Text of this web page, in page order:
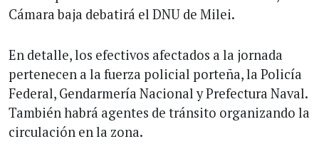
Cámara baja debatirá el DNU de Milei.
En detalle, los efectivos afectados a la jornada
pertenecen a la fuerza policial porteña, la Policía
Federal, Gendarmería Nacional y Prefectura Naval.
También habrá agentes de tránsito organizando la
circulación en la zona.